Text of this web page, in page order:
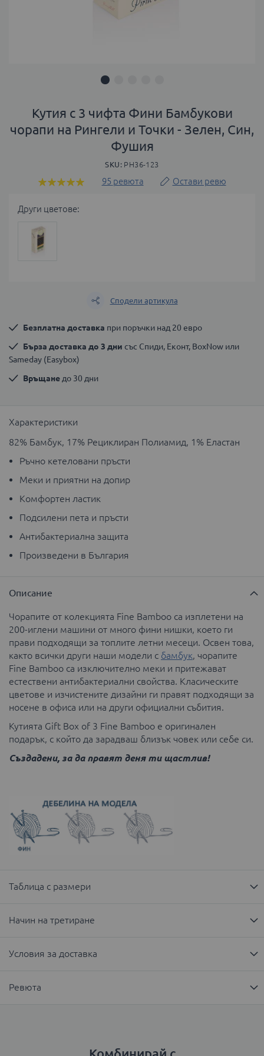
началото
на
Кутия с 3 чифта Фини Бамбукови
чорапи на Рингели и Точки - Зелен, Син,
Фушия
SKU PH36-123
Оценка:
95 ревюта Остави ревю
Други цветове:
Сподели артикула
Безплатна доставка при поръчки над 20 евро
Бърза доставка до 3 дни със Спиди, Еконт, BoxNow или
Sameday (Easybox)
Връщане до 30 дни
Характеристики
82% Бамбук, 17% Рециклиран Полиамид, 1% Еластан
Ръчно кетеловани пръсти
Меки и приятни на допир
Комфортен ластик
Подсилени пета и пръсти
Антибактериална защита
Произведени в България
Описание
Чорапите от колекцията Fine Bamboo са изплетени на
200-иглени машини от много фини нишки, което ги
прави подходящи за топлите летни месеци. Освен това,
както всички други наши модели с бамбук, чорапите
Fine Bamboo са изключително меки и притежават
естествени антибактериални свойства. Класическите
цветове и изчистените дизайни ги правят подходящи за
носене в офиса или на други официални събития.
Кутията Gift Box of 3 Fine Bamboo е оригинален
подарък, с който да зарадваш близък човек или себе си.
Създадени, за да правят деня ти щастлив!
Таблица с размери
Начин на третиране
Условия за доставка
Ревюта